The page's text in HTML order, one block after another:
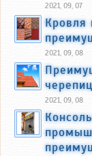
2021, 09, 07
Кровля
2021, 09, 08
2021, 09, 08